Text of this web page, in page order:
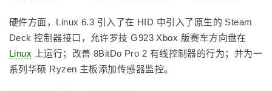
硬件方面，Linux 6.3 引入了在 HID 中引入了原生的 Steam
Deck 控制器接口，允许罗技 G923 Xbox 版赛车方向盘在
Linux 上运行；改善 8BitDo Pro 2 有线控制器的行为；并为一
系列华硕 Ryzen 主板添加传感器监控。